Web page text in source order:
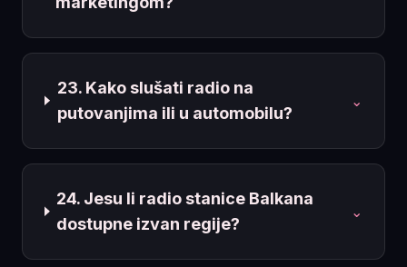
23. Kako slušati radio na
putovanjima ili u automobilu?
⌄
24. Jesu li radio stanice Balkana
dostupne izvan regije?
⌄